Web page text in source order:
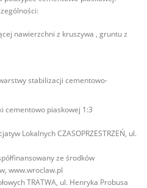
nawierzchni z kruszywa , gruntu z
stabilizacji cementowo-
cementowo piaskowej 1:3
Lokalnych CZASOPRZESTRZEŃ, ul.
ze środków
www.wroclaw.pl
TRATWA, ul. Henryka Probusa